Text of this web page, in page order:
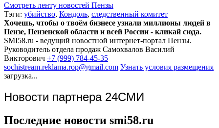
Смотреть ленту новостей Пензы
Тэги: убийство, Кондоль, следственный комитет
Хочешь, чтобы о твоём бизнесе узнали миллионы людей в
Пензе, Пензенской области и всей России - кликай сюда.
SMI58.ru - ведущий новостной интернет-портал Пензы.
Руководитель отдела продаж Самохвалов Василий
Викторович +7 (999) 784-45-35
sochistream.reklama.rop@gmail.com Узнать условия размещения
загрузка...
Новости партнера 24СМИ
Последние новости smi58.ru